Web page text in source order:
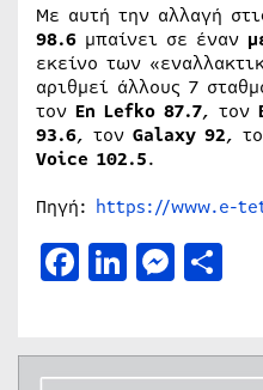
Με αυτή την αλλαγή
98.6 μπαίνει σε έναν
εκείνο των
αριθμεί άλλους 7
τον En Lefko 87.7, τον
93.6, τον Galaxy 92, το
Voice 102.5.
Πηγή: https://www.e-
Facebook